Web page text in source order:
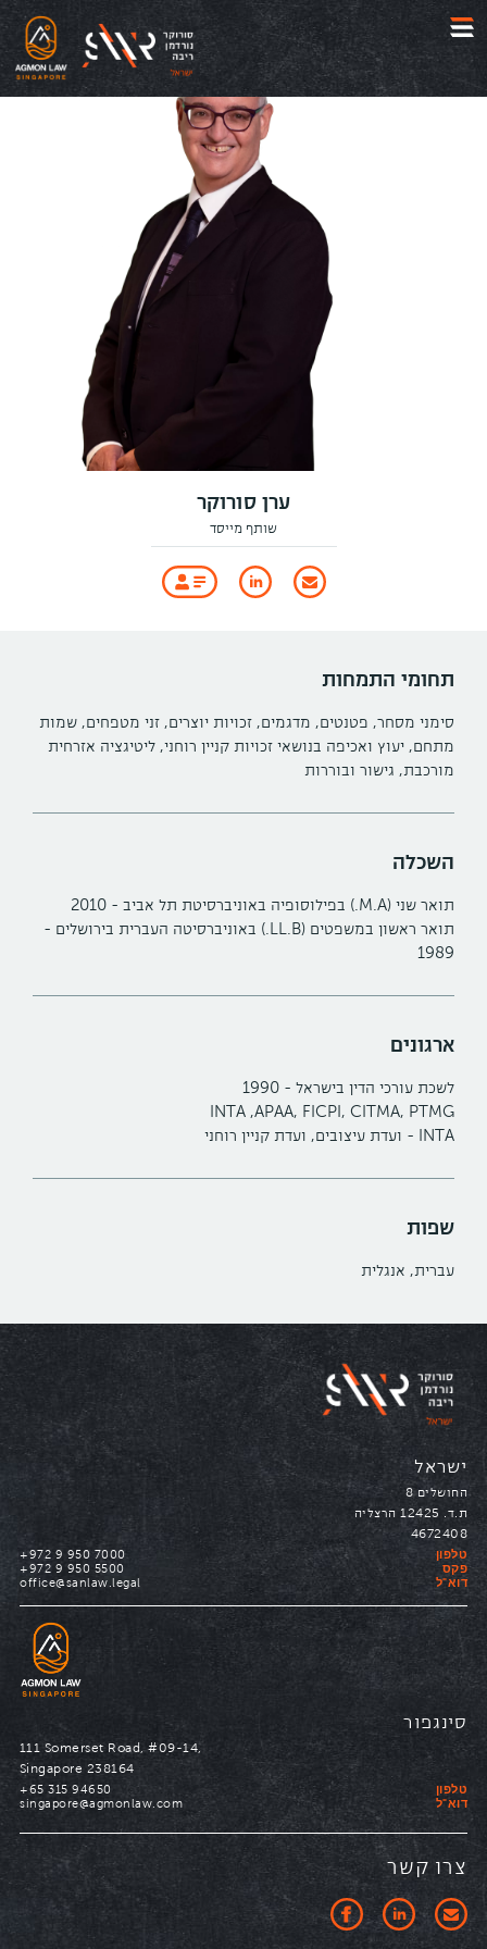
Jump
to
content
ערן סורוקר
שותף מייסד
תחומי התמחות
סימני מסחר, פטנטים, מדגמים, זכויות יוצרים, זני מטפחים, שמות
מתחם, יעוץ ואכיפה בנושאי זכויות קניין רוחני, ליטיגציה אזרחית
מורכבת, גישור ובוררות
השכלה
תואר שני (M.A.) בפילוסופיה באוניברסיטת תל אביב - 2010
תואר ראשון במשפטים (LL.B.) באוניברסיטה העברית בירושלים -
1989
ארגונים
לשכת עורכי הדין בישראל - 1990
INTA ,APAA, FICPI, CITMA, PTMG
INTA - ועדת עיצובים, ועדת קניין רוחני
שפות
עברית, אנגלית
נווטו
ישראל
החושלים 8
ת.ד. 12425 הרצליה
טלפון
+972 9 950 7000
פקס
+972 9 950 5500
דוא"ל
office@sanlaw.legal
צרו קשר
נווטו
ל
סינגפור
111 Somerset Road, #09-14,
Singapore 238164
טלפון
+65 315 94650
דוא"ל
singapore@agmonlaw.com